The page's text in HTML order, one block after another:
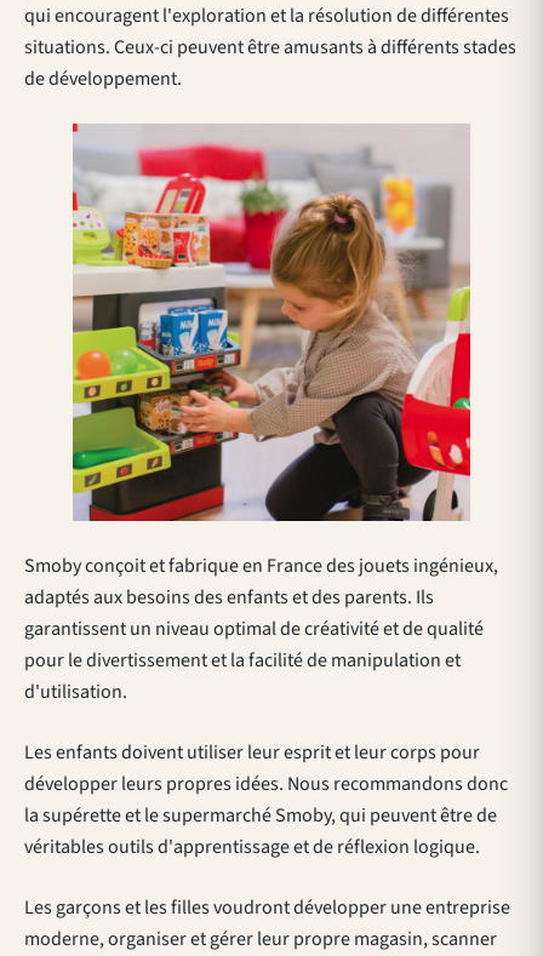
qui encouragent l'exploration et la résolution de différentes
situations. Ceux-ci peuvent être amusants à différents stades
de développement.
Smoby conçoit et fabrique en France des jouets ingénieux,
adaptés aux besoins des enfants et des parents. Ils
garantissent un niveau optimal de créativité et de qualité
pour ledivertissementet la facilité de manipulation et
d'utilisation.
Les enfants doivent utiliser leur esprit et leur corps pour
développer leurs propres idées. Nous recommandons donc
la supérette et le supermarché Smoby, qui peuvent être de
véritables outils d'apprentissage et de réflexion logique.
Les garçons et les filles voudront développer une entreprise
moderne, organiser et gérer leur propre magasin, scanner